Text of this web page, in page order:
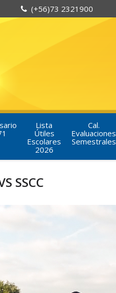
(+56)73 2321900
Lista
Útiles
Escolares
2026
Cal.
Evaluaciones
Semestrales
SSCC